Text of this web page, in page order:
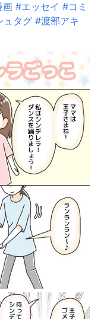
画 #エッセイ #コミ
ュタグ #渡部アキ